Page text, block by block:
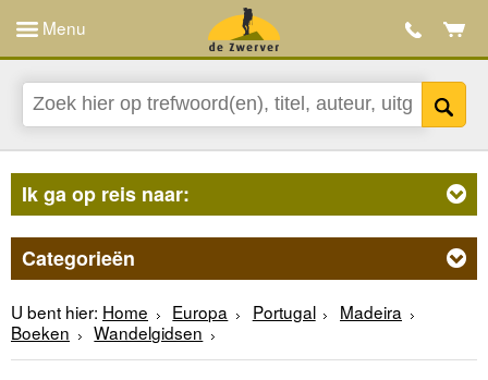
Menu
Ik ga op reis naar:
Categorieën
U bent hier: Home Europa Portugal
Madeira
Boeken
Wandelgidsen